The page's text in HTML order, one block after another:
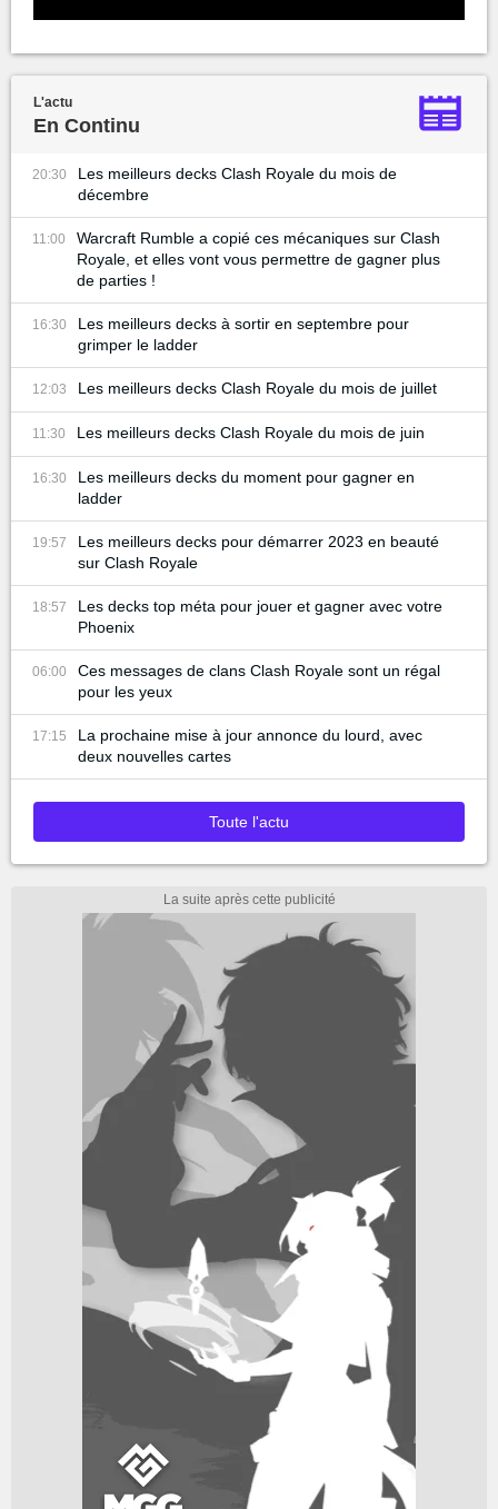
L'actu
En Continu
20:30
Les meilleurs decks Clash Royale du mois de
décembre
11:00
Warcraft Rumble a copié ces mécaniques sur Clash
Royale, et elles vont vous permettre de gagner plus
de parties !
16:30
Les meilleurs decks à sortir en septembre pour
grimper le ladder
12:03 Les meilleurs decks Clash Royale du mois de juillet
11:30 Les meilleurs decks Clash Royale du mois de juin
16:30
Les meilleurs decks du moment pour gagner en
ladder
19:57
Les meilleurs decks pour démarrer 2023 en beauté
sur Clash Royale
18:57
Les decks top méta pour jouer et gagner avec votre
Phoenix
06:00
Ces messages de clans Clash Royale sont un régal
pour les yeux
17:15
La prochaine mise à jour annonce du lourd, avec
deux nouvelles cartes
Toute l'actu